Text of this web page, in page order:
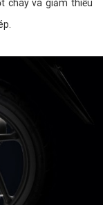
cháy và giảm thiểu